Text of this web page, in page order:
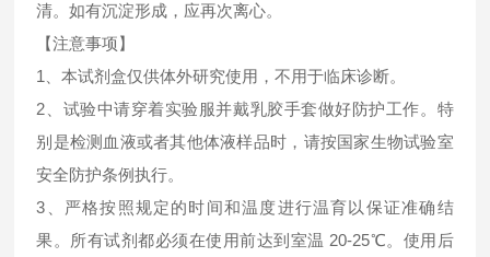
清。如有沉淀形成，应再次离心。
【注意事项】
1、本试剂盒仅供体外研究使用，不用于临床诊断。
2、试验中请穿着实验服并戴乳胶手套做好防护工作。特
别是检测血液或者其他体液样品时，请按国家生物试验室
安全防护条例执行。
3、严格按照规定的时间和温度进行温育以保证准确结
果。所有试剂都必须在使用前达到室温 20-25℃。使用后